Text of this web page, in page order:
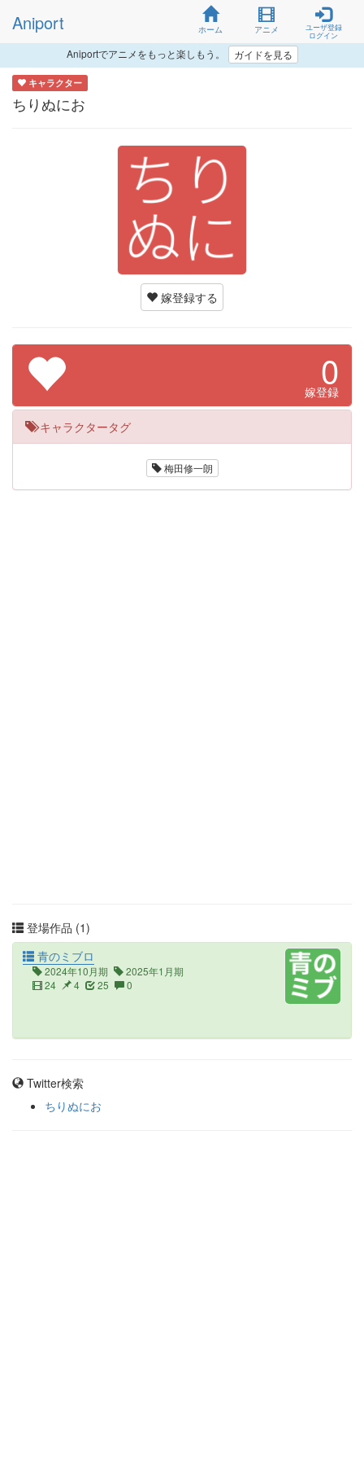
Aniport ホーム アニメ
ユーザ登録
ログイン
Aniportでアニメをもっと楽しもう。 ガイドを見る
キャラクター
ちりぬにお
嫁登録する
0
嫁登録
キャラクタータグ
梅田修一朗
登場作品 (1)
青のミブロ
2024年10月期
2025年1月期
24
4 25 0
Twitter検索
ちりぬにお